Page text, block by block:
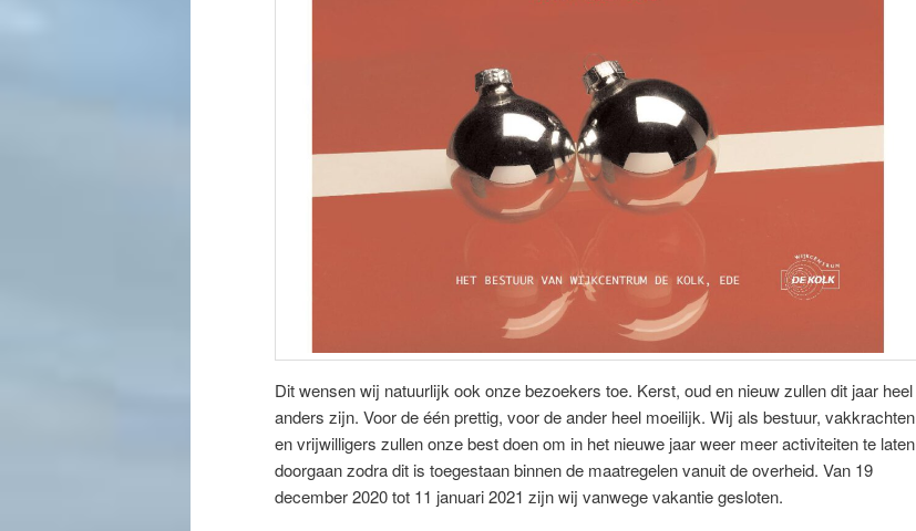
Dit wensen wij natuurlijk ook onze bezoekers toe. Kerst, oud en nieuw zullen dit jaar heel
anders zijn. Voor de één prettig, voor de ander heel moeilijk. Wij als bestuur, vakkrachten
en vrijwilligers zullen onze best doen om in het nieuwe jaar weer meer activiteiten te laten
doorgaan zodra dit is toegestaan binnen de maatregelen vanuit de overheid. Van 19
december 2020 tot 11 januari 2021 zijn wij vanwege vakantie gesloten.